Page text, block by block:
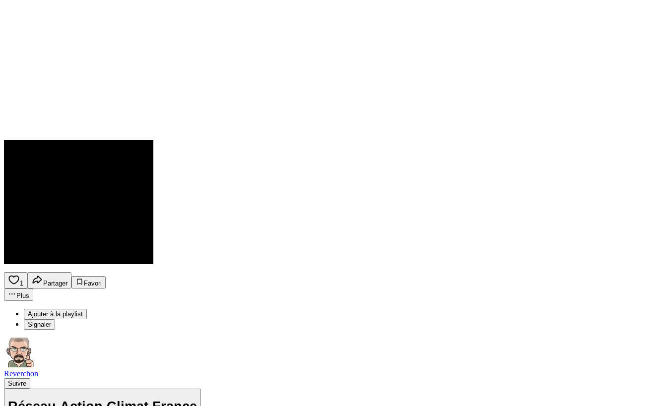
1 Partager
Favori
Plus
Ajouter à la playlist
Signaler
Reverchon
Suivre